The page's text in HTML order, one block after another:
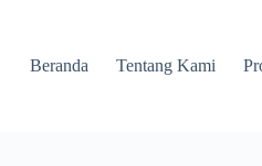
Beranda Tentang Kami